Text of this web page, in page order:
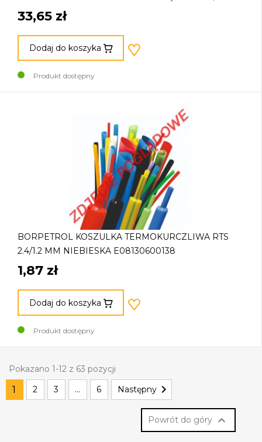
33,65 zł
Dodaj do koszyka
Produkt dostępny
BORPETROL KOSZULKA TERMOKURCZLIWA RTS
2.4/1.2 MM NIEBIESKA E08130600138
1,87 zł
Dodaj do koszyka
Produkt dostępny
Pokazano 1-12 z 63 pozycji
1 2 3 … 6 Następny 
Powrót do góry 